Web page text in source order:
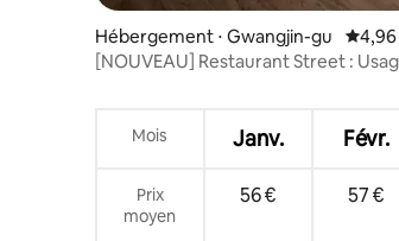
Hébergement ⋅ Gwangjin-gu
[NOUVEAU] Restaurant Street :
privé : Parking gratuit : À 5 minutes à
Young : KSPO : Seongsu : Université
Mois Janv. Févr.
Prix
moyen
56 € 57 €